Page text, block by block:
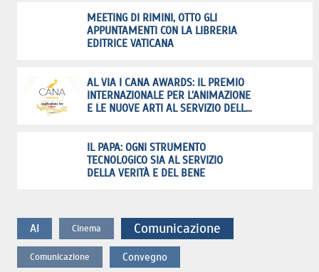
MEETING DI RIMINI, OTTO GLI
APPUNTAMENTI CON LA LIBRERIA
EDITRICE VATICANA
AL VIA I CANA AWARDS: IL PREMIO
INTERNAZIONALE PER L’ANIMAZIONE
E LE NUOVE ARTI AL SERVIZIO DELLA
IL PAPA: OGNI STRUMENTO
TECNOLOGICO SIA AL SERVIZIO
DELLA VERITÀ E DEL BENE
AI Cinema Comunicazione
Comunicazione Convegno